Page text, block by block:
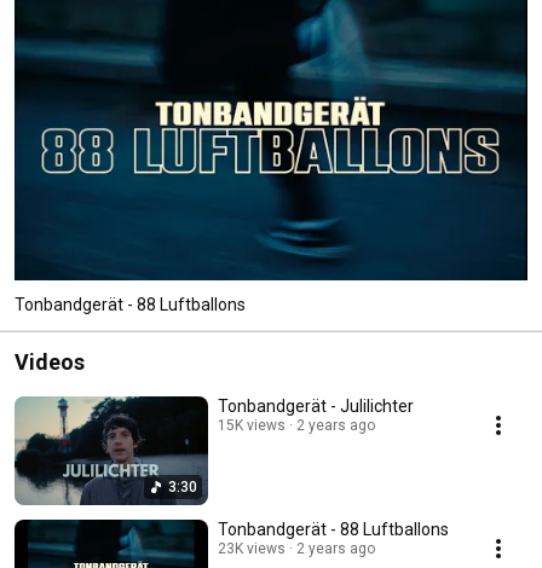
Tonbandgerät - 88 Luftballons
Videos
3:30
Tonbandgerät - Julilichter
15K views 2 years ago
Tonbandgerät - 88 Luftballons
23K views 2 years ago